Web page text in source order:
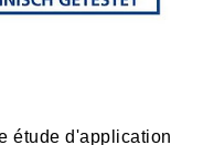
étude d'application